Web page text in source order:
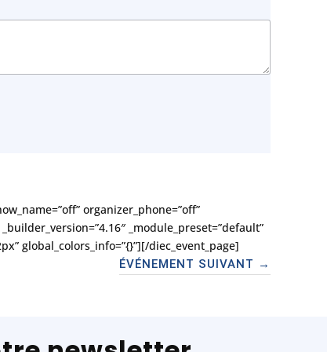
organizer_phone=”off”
_module_preset=”default”
global_colors_info=”{}”][/diec_event_page]
ÉVÉNEMENT SUIVANT →